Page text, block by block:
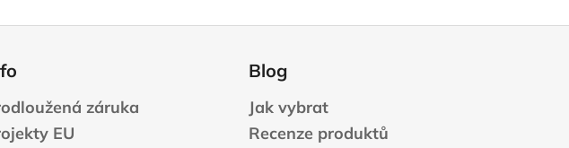
záruka
EU
Blog
Jak vybrat
Recenze produktů